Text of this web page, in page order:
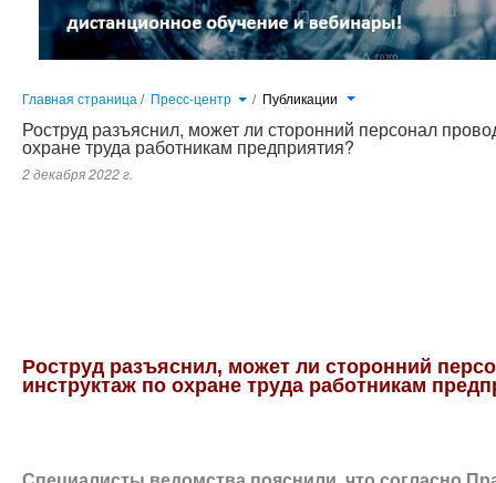
Главная страница / Пресс-центр / Публикации
Роструд разъяснил, может ли сторонний персонал
охране труда работникам предприятия?
2 декабря 2022 г.
Роструд разъяснил, может ли сторонний
инструктаж по охране труда работникам